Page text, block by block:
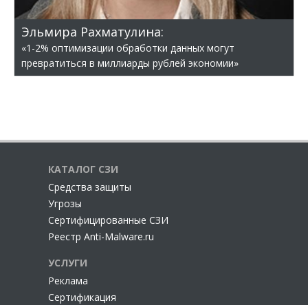
Эльмира Рахматулина:
«1-2% оптимизации обработки данных могут
превратиться в миллиарды рублей экономии»
КАТАЛОГ СЗИ
Cредства защиты
Угрозы
Сертифицированные СЗИ
Реестр Anti-Malware.ru
УСЛУГИ
Реклама
Сертификация